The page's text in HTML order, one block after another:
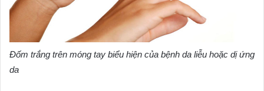
Đốm trắng trên móng tay biểu hiện của bệnh da liễu hoặc dị ứng
da